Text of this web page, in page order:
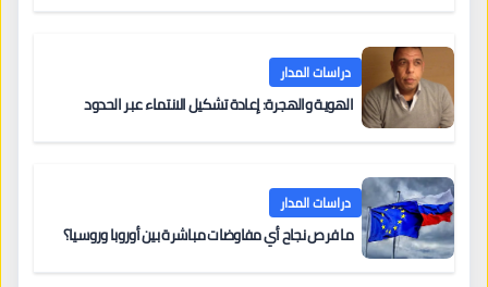
دراسات المدار
الهوية والهجرة: إعادة تشكيل الانتماء عبر الحدود
دراسات المدار
ما فرص نجاح أي مفاوضات مباشرة بين أوروبا وروسيا؟